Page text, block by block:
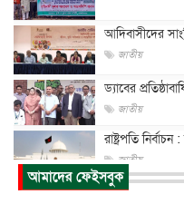
আদিবাসীদের
জাতীয়
ড্যাবের
জাতীয়
রাষ্ট্রপতি
জাতীয়
প্রধানমন্ত্রীর
আমাদের ফেইসবুক